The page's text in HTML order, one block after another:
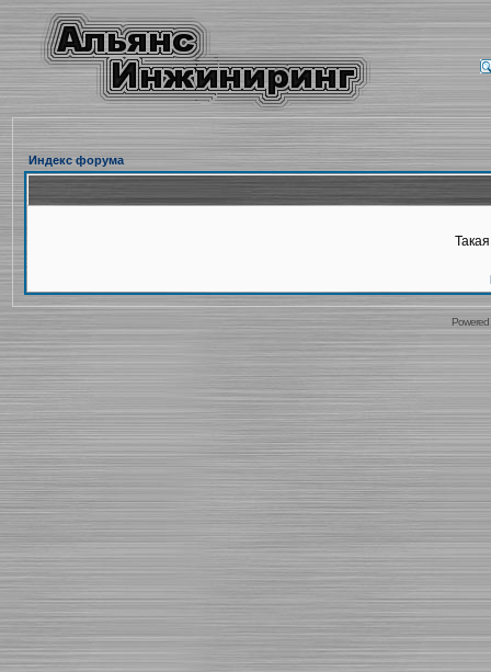
Индекс форума